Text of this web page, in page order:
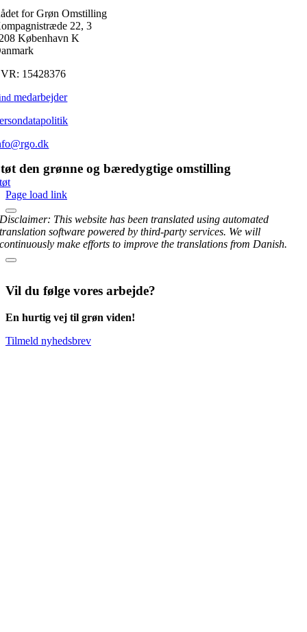
for Grøn Omstilling
22, 3
København K
15428376
medarbejder
den grønne og bæredygtige omstilling
Page load link
Disclaimer: This website has been translated using automated
translation software powered by third-party services. We will
continuously make efforts to improve the translations from Danish.
Vil du følge vores arbejde?
En hurtig vej til grøn viden!
Tilmeld nyhedsbrev